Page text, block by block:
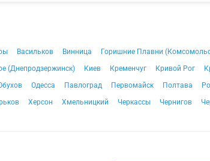
Васильков Винница Горишние Плавни
(Днепродзержинск) Киев Кременчуг Кривой Рог
Одесса Павлоград Первомайск Полтава
Херсон Хмельницкий Черкассы Чернигов